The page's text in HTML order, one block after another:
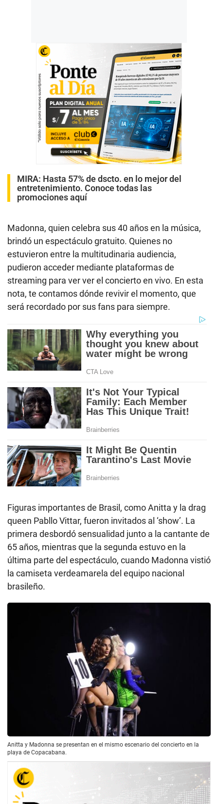
MIRA: Hasta 57% de dscto. en lo mejor del
entretenimiento. Conoce todas las
promociones aquí
Madonna, quien celebra sus 40 años en la música,
brindó un espectáculo gratuito. Quienes no
estuvieron entre la multitudinaria audiencia,
pudieron acceder mediante plataformas de
streaming para ver ver el concierto en vivo. En esta
nota, te contamos dónde revivir el momento, que
será recordado por sus fans para siempre.
Figuras importantes de Brasil, como Anitta y la drag
queen Pabllo Vittar, fueron invitados al ‘show’. La
primera desbordó sensualidad junto a la cantante de
65 años, mientras que la segunda estuvo en la
última parte del espectáculo, cuando Madonna vistió
la camiseta verdeamarela del equipo nacional
brasileño.
Anitta y Madonna se presentan en el mismo escenario del concierto en la
playa de Copacabana.